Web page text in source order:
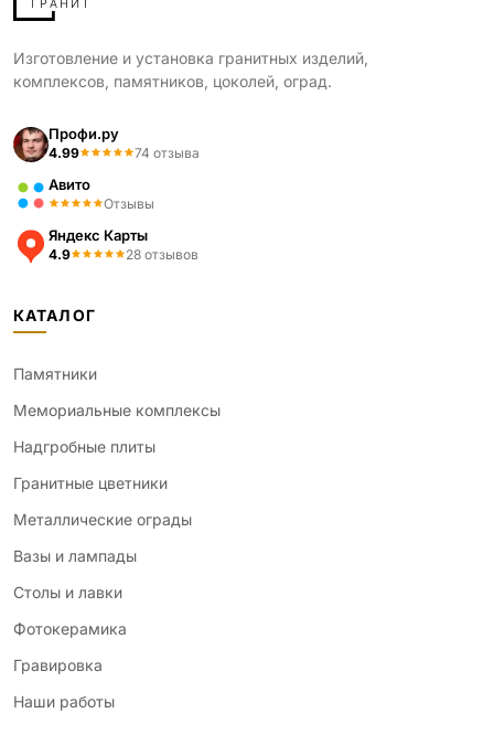
Изготовление и установка гранитных изделий,
комплексов, памятников, цоколей, оград.
Профи.ру
4.99 74 отзыва
Авито
Отзывы
Яндекс Карты
4.9 28 отзывов
КАТАЛОГ
Памятники
Мемориальные комплексы
Надгробные плиты
Гранитные цветники
Металлические ограды
Вазы и лампады
Столы и лавки
Фотокерамика
Гравировка
Наши работы